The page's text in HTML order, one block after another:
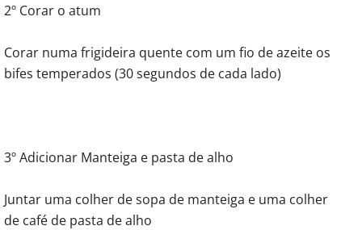
2º Corar o atum
Corar numa frigideira quente com um fio de azeite os
bifes temperados (30 segundos de cada lado)
3º Adicionar Manteiga e pasta de alho
Juntar uma colher de sopa de manteiga e uma colher
de café de pasta de alho